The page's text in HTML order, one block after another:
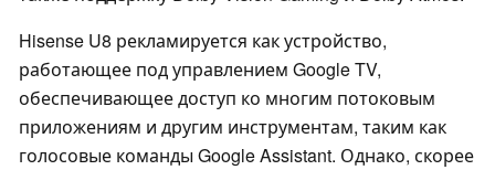
Hisense U8 рекламируется как устройство,
работающее под управлением Google TV,
обеспечивающее доступ ко многим потоковым
приложениям и другим инструментам, таким как
голосовые команды Google Assistant. Однако, скорее